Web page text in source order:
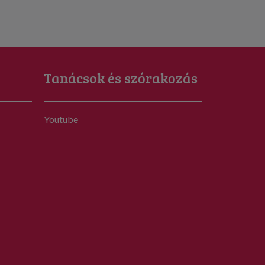
Tanácsok és szórakozás
Youtube